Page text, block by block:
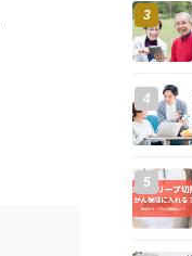
3
4
5